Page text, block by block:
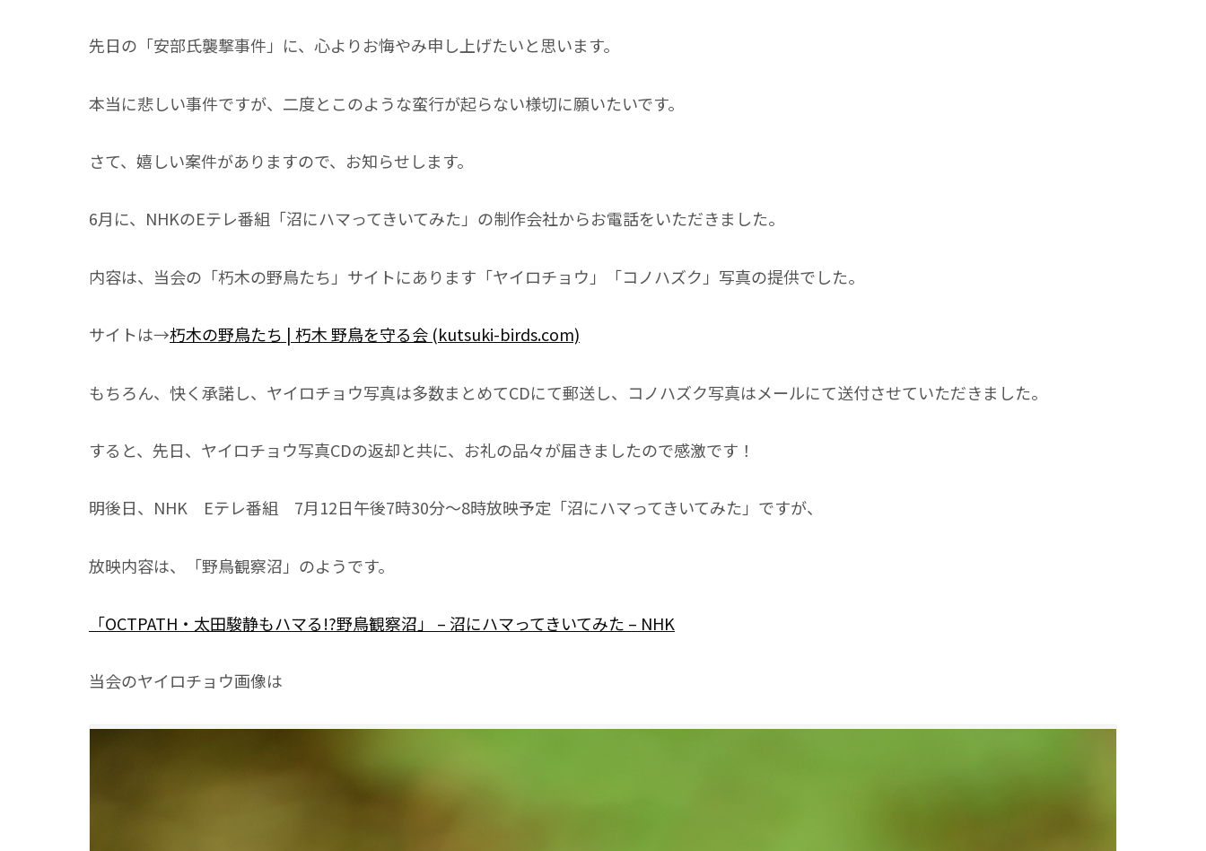
先日の「安部氏襲撃事件」に、心よりお悔やみ申し上げたいと思います。
本当に悲しい事件ですが、二度とこのような蛮行が起らない様切に願いたいです。
さて、嬉しい案件がありますので、お知らせします。
6月に、NHKのEテレ番組「沼にハマってきいてみた」の制作会社からお電話をいただきました。
内容は、当会の「朽木の野鳥たち」サイトにあります「ヤイロチョウ」「コノハズク」写真の提供でした。
サイトは→朽木の野鳥たち | 朽木 野鳥を守る会 (kutsuki-birds.com)
もちろん、快く承諾し、ヤイロチョウ写真は多数まとめてCDにて郵送し、コノハズク写真はメールにて送付させていただきました。
すると、先日、ヤイロチョウ写真CDの返却と共に、お礼の品々が届きましたので感激です！
明後日、NHK Eテレ番組 7月12日午後7時30分～8時放映予定「沼にハマってきいてみた」ですが、
放映内容は、「野鳥観察沼」のようです。
「OCTPATH・太田駿静もハマる!?野鳥観察沼」 – 沼にハマってきいてみた – NHK
当会のヤイロチョウ画像は